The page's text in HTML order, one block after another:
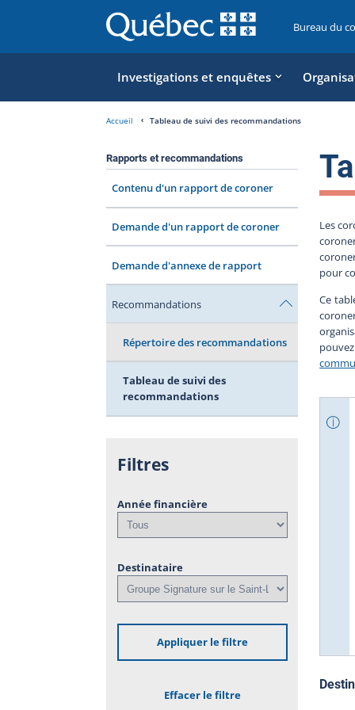
Bureau du
Investigations et enquêtes
Accueil Tableau de suivi des recommandations
Rapports et recommandations
Contenu d'un rapport de coroner
Demande d'un rapport de coroner
Demande d'annexe de rapport
Recommandations
Répertoire des recommandations
Tableau de suivi des
recommandations
Filtres
Année financière
Destinataire
Appliquer le filtre
Effacer le filtre
Les
pour
Ce